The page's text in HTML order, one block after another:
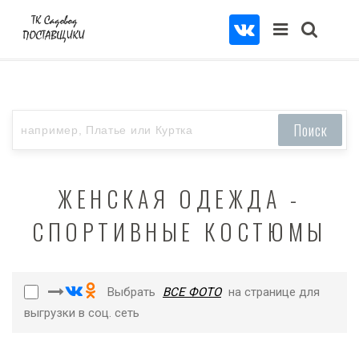
ЖЕНСКАЯ ОДЕЖДА -
СПОРТИВНЫЕ КОСТЮМЫ
Выбрать ВСЕ ФОТО на странице для
выгрузки в соц. сеть